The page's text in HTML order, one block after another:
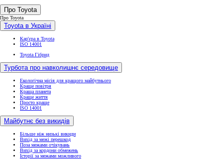
Про Toyota
Про Toyota
Toyota в Україні
Кар'єра в Toyota
ISO 14001
Toyota Гібрид
Турбота про навколишнє середовище
Екологічна місія для кращого майбутнього
Краще повітря
Краща планета
Краще життя
Просто краще
ISO 14001
Майбутнє без викидів
Більше ніж низькі викиди
Вихід за межі перешкод
Поза межами очікувань
Вихід за кордони обмежень
Історії за межами можливого